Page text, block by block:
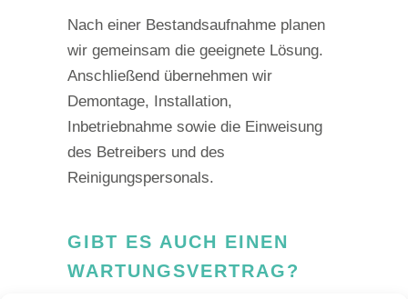
Nach einer Bestandsaufnahme planen
wir gemeinsam die geeignete Lösung.
Anschließend übernehmen wir
Demontage, Installation,
Inbetriebnahme sowie die Einweisung
des Betreibers und des
Reinigungspersonals.
GIBT ES AUCH EINEN
WARTUNGSVERTRAG?